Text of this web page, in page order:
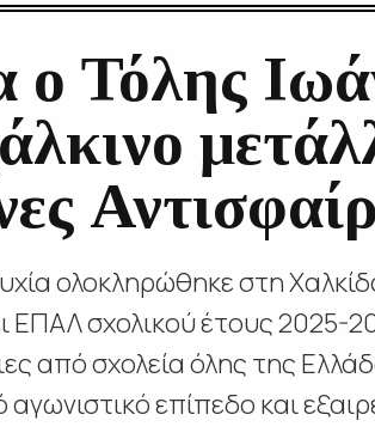
ο Τόλης
ολοκληρώθηκε στη
ΕΠΑΛ σχολικού έτους 2025-
από σχολεία όλης της
επίπεδο και